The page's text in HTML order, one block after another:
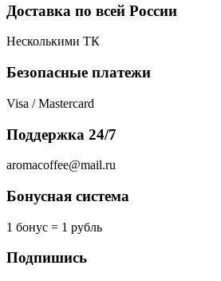
Доставка по всей России
Несколькими ТК
Безопасные платежи
Visa / Mastercard
Поддержка 24/7
aromacoffee@mail.ru
Бонусная система
1 бонус = 1 рубль
Подпишись